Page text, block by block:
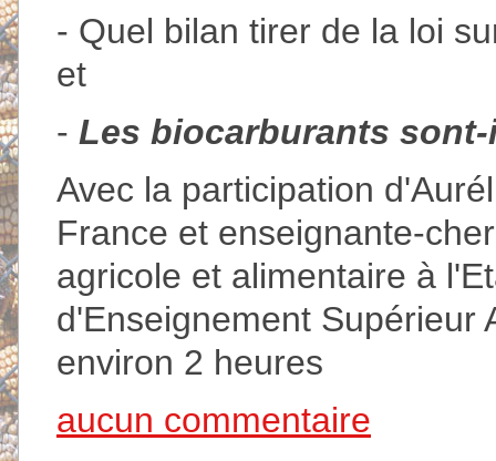
- Quel bilan tirer de la loi
et
- Les biocarburants
Avec la participation
France et enseignante-
agricole et alimentaire à
d'Enseignement Supérieur
environ 2 heures
aucun commentaire